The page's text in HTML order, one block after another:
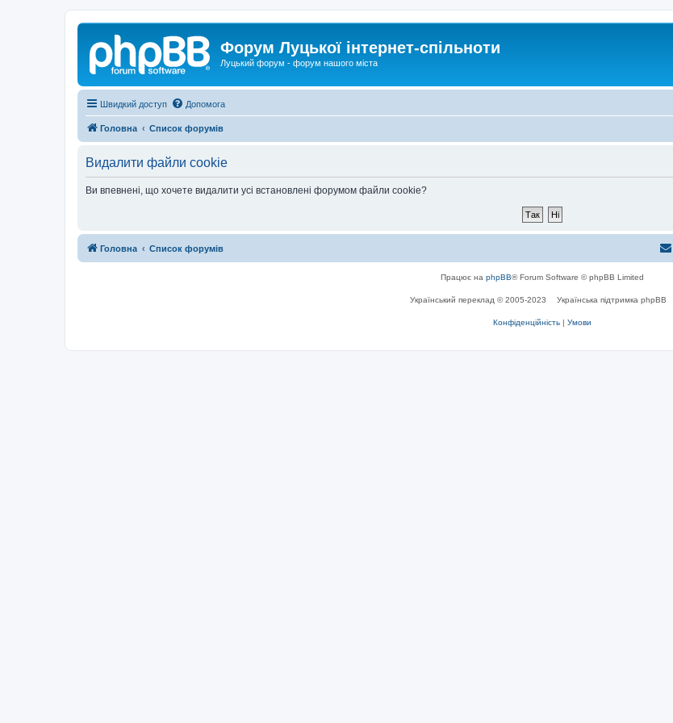
Форум Луцької інтернет-спільноти
Луцький форум - форум нашого міста
Швидкий доступ Допомога
Головна Список форумів
Видалити файли cookie
Ви впевнені, що хочете видалити усі встановлені форумом файли cookie?
Головна Список форумів
Працює на phpBB® Forum Software © phpBB Limited
Український переклад © 2005-2023 Українська підтримка phpBB
Конфіденційність | Умови